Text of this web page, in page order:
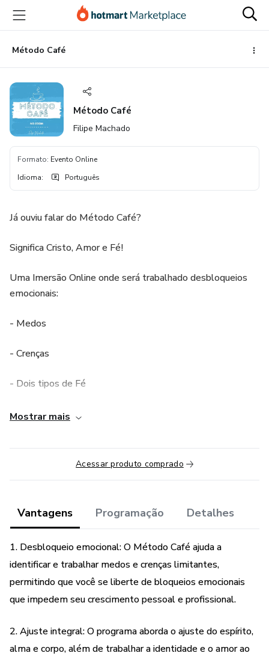
para
conteúdo
principal
para
pagamento
para
rodapéMétodo Café
Método Café
Filipe Machado
Formato: Evento Online
Idioma: Português
Já ouviu falar do Método Café?
Significa Cristo, Amor e Fé!
Uma Imersão Online onde será trabalhado desbloqueios
emocionais:
- Medos
- Crenças
- Dois tipos de Fé
- Ajuste Espírito/ Alma / Corpo
Mostrar mais
Acessar produto comprado
Vantagens Programação Detalhes
1. Desbloqueio emocional: O Método Café ajuda a
identificar e trabalhar medos e crenças limitantes,
permitindo que você se liberte de bloqueios emocionais
que impedem seu crescimento pessoal e profissional.
2. Ajuste integral: O programa aborda o ajuste do espírito,
alma e corpo, além de trabalhar a identidade e o amor ao